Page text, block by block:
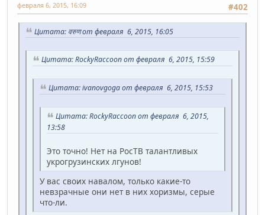
#402
февраля 6, 2015, 16:09
Цитата: वरुण от февраля 6, 2015, 16:05
Цитата: RockyRaccoon от февраля 6, 2015, 15:59
Цитата: ivanovgoga от февраля 6, 2015, 15:53
Цитата: RockyRaccoon от февраля 6, 2015,
13:58
Это точно! Нет на РосТВ талантливых
укрогрузинских лгунов!
У вас своих навалом, только какие-то
невзрачные они нет в них хоризмы, серые
что-ли.